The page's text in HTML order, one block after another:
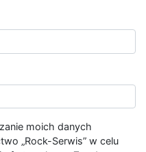
moich danych
„Rock-Serwis” w celu